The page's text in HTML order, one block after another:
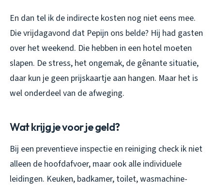
En dan tel ik de indirecte kosten nog niet eens mee.
Die vrijdagavond dat Pepijn ons belde? Hij had gasten
over het weekend. Die hebben in een hotel moeten
slapen. De stress, het ongemak, de gênante situatie,
daar kun je geen prijskaartje aan hangen. Maar het is
wel onderdeel van de afweging.
Wat krijg je voor je geld?
Bij een preventieve inspectie en reiniging check ik niet
alleen de hoofdafvoer, maar ook alle individuele
leidingen. Keuken, badkamer, toilet, wasmachine-